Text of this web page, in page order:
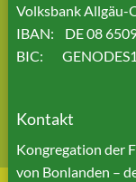
Volksbank Allgäu-
IBAN: DE 08
BIC:
Kontakt
Kongregation der
von Bonlanden –